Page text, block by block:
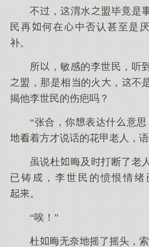
不，渭水盟毕竟是
民再何在中否认甚至是
补。
所，敏感的李世民，听
盟，那是相的火，不
揭他李世民的伤疤吗？
“张合，你表达什意思
着方才说话的花甲老人，语
虽说杜晦及打断了老
已铸，李世民的愤恨情绪
。
“唉！”
杜晦无奈摇了摇头，索